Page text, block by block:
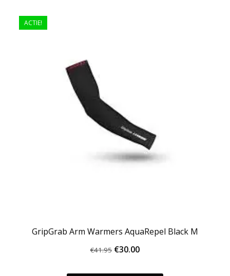
ACTIE!
GripGrab Arm Warmers AquaRepel Black M
€41.95 Oorspronkelijke
€30.00Huidige